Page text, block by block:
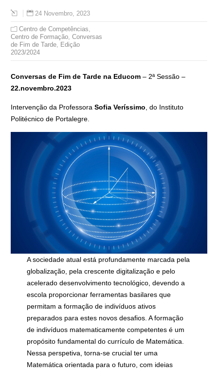
24 Novembro, 2023
Centro de Competências,
Centro de Formação,Conversas
de Fim de Tarde, Edição
2023/2024
Conversas de Fim de Tarde na Educom – 2ª Sessão –
22.novembro.2023
Intervenção da ProfessoraSofia Veríssimo , do Instituto
Politécnico de Portalegre.
A sociedade atual está profundamente marcada pela
globalização, pela crescente digitalização e pelo
acelerado desenvolvimento tecnológico, devendo a
escola proporcionar ferramentas basilares que
permitam a formação de indivíduos ativos
preparados para estes novos desafios. A formação
de indivíduos matematicamente competentes é um
propósito fundamental do currículo de Matemática.
Nessa perspetiva, torna-se crucial ter uma
Matemática orientada para o futuro, com ideias